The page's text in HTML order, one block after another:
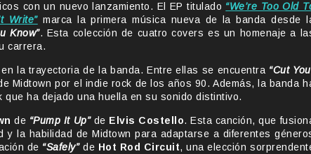
con un nuevo lanzamiento. El EP titulado “We’re Too Old
Write”marca la primera música nueva de la banda desde
Know”. Esta colección de cuatro covers es un homenaje a
carrera.
la trayectoria de la banda. Entre ellas se encuentra “Cut
Midtown por el indie rock de los años 90. Además, la banda
que ha dejado una huella en su sonido distintivo.
de “Pump It Up”de Elvis Costello. Esta canción, que
la habilidad de Midtown para adaptarse a diferentes
de “Safely”de Hot Rod Circuit, una elección